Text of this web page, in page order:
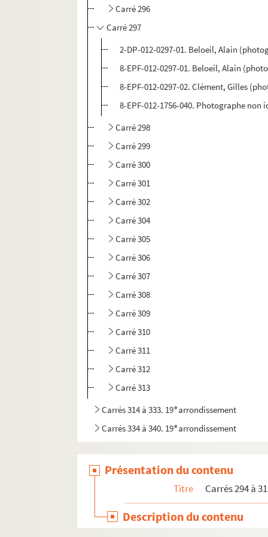
Carré 296
Carré 297
2-DP-012-0297-01. Beloeil, Alain
8-EPF-012-0297-01. Beloeil, Alain
8-EPF-012-0297-02. Clément, Gilles
8-EPF-012-1756-040. Photographe non
Carré 298
Carré 299
Carré 300
Carré 301
Carré 302
Carré 304
Carré 305
Carré 306
Carré 307
Carré 308
Carré 309
Carré 310
Carré 311
Carré 312
Carré 313
Carrés 314 à 333. 19earrondissement
Carrés 334 à 340. 19earrondissement
Présentation du contenu
Titre Carrés 294 à
Description du contenu